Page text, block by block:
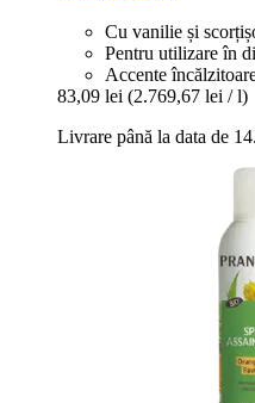
Cu vanilie și
Pentru utilizare în
Accente
83,09 lei (2.769,67 lei / l)
Livrare până la data de